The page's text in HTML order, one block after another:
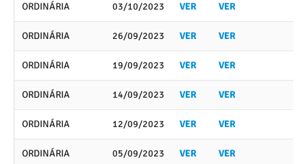
ORDINÁRIA 03/10/2023 VER VER
ORDINÁRIA 26/09/2023 VER VER
ORDINÁRIA 19/09/2023 VER VER
ORDINÁRIA 14/09/2023 VER VER
ORDINÁRIA 12/09/2023 VER VER
ORDINÁRIA 05/09/2023 VER VER